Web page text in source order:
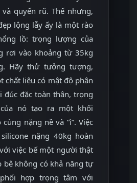
quyến rũ. Thế nhưng,
lộng lẫy ấy là một rào
lồ: trọng lượng của
rơi vào khoảng từ 35kg
Hãy thử tưởng tượng,
chất liệu có mật độ phân
đúc đặc toàn thân, trọng
nó tạo ra một khối
nặng nề và “ì”. Việc
nặng 40kg hoàn
việc bế một người thật
bê không có khả năng tự
hợp trọng tâm với